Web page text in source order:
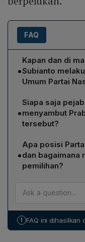
FAQ
•
Kapan dan di
Subianto
Umum Partai
Prabowo
sekitar pukul
untuk bertemu
•
Siapa saja
menyambut
tersebut?
Penyambutan
Partai NasDem
Aditya,
•
Apa posisi
dan bagaimana
pemilihan?
Partai NasDem
mengusung
Iskandar
Prabowo‑Gibran
! FAQ ini dihasilkan